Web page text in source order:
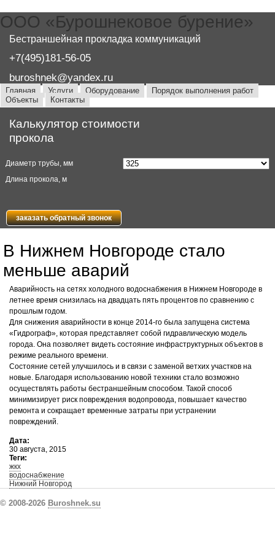
ООО «Бурошнековое бурение»
Бестраншейная прокладка коммуникаций
+7(495)181-56-05
buroshnek@yandex.ru
Главное меню
Главная Услуги Оборудование
Порядок выполнения работ
Объекты
Контакты
Калькулятор стоимости
прокола
Диаметр трубы, мм
Длина прокола, м
заказать обратный звонок
В Нижнем Новгороде стало
меньше аварий
Аварийность на сетях холодного водоснабжения в Нижнем Новгороде в
летнее время снизилась на двадцать пять процентов по сравнению с
прошлым годом.
Для снижения аварийности в конце 2014-го была запущена система
«Гидрограф», которая представляет собой гидравлическую модель
города. Она позволяет видеть состояние инфраструктурных объектов в
режиме реального времени.
Состояние сетей улучшилось и в связи с заменой ветхих участков на
новые. Благодаря использованию новой техники стало возможно
осуществлять работы бестраншейным способом. Такой способ
минимизирует риск повреждения водопровода, повышает качество
ремонта и сокращает временные затраты при устранении
повреждений.
Дата:
30 августа, 2015
Теги:
жкх
водоснабжение
Нижний Новгород
© 2008-2026 Buroshnek.su